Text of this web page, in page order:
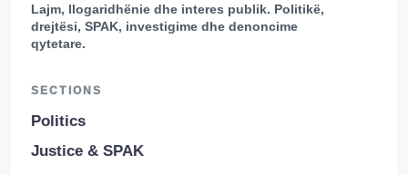
Lajm, llogaridhënie dhe interes publik. Politikë,
drejtësi, SPAK, investigime dhe denoncime
qytetare.
SECTIONS
Politics
Justice & SPAK